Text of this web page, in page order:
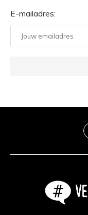
E-mailadres: